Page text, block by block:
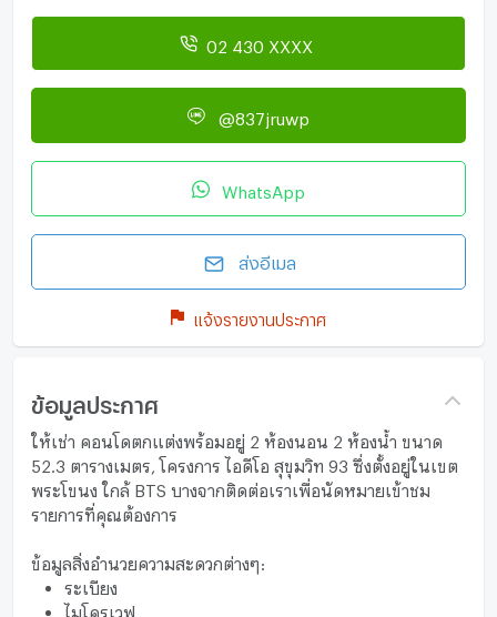
02 430 XXXX
@837jruwp
WhatsApp
ส่งอีเมล
แจ้งรายงานประกาศ
ข้อมูลประกาศ
ให้เช่า คอนโดตกแต่งพร้อมอยู่ 2 ห้องนอน 2 ห้องน้ำ ขนาด
52.3 ตารางเมตร, โครงการ ไอดีโอ สุขุมวิท 93 ซึ่งตั้งอยู่ในเขต
พระโขนง ใกล้ BTS บางจากติดต่อเราเพื่อนัดหมายเข้าชม
รายการที่คุณต้องการ
ข้อมูลสิ่งอำนวยความสะดวกต่างๆ:
ระเบียง
ไมโครเวฟ